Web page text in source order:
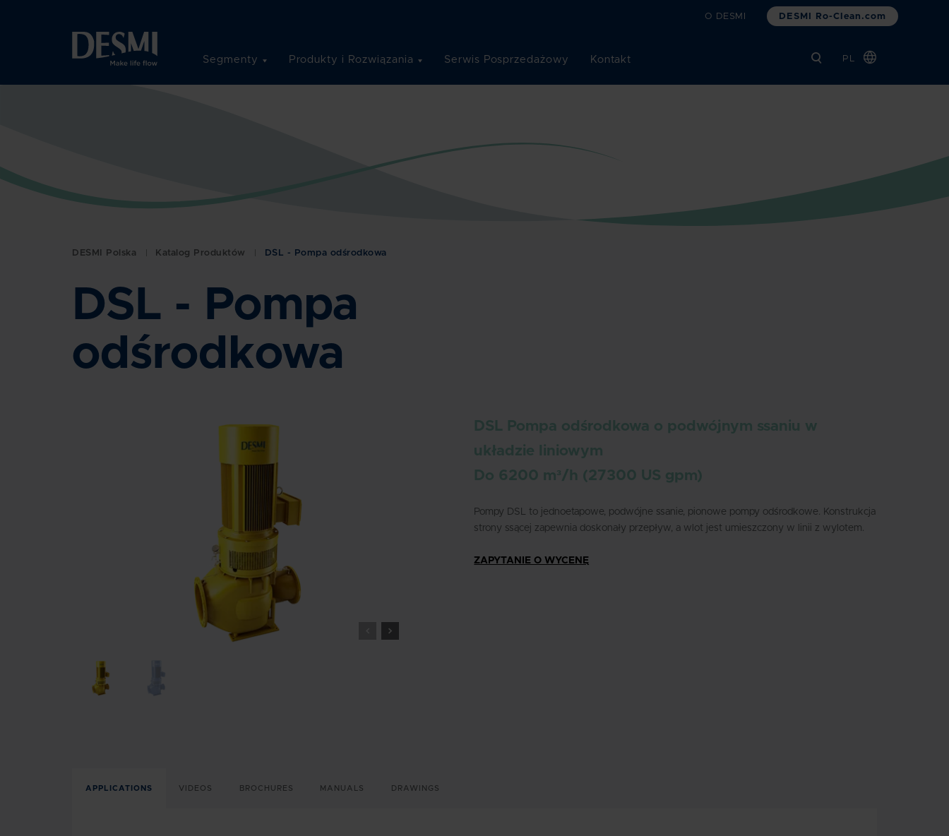
O DESMI DESMI Ro-Clean.com
Segmenty Produkty i Rozwiązania Serwis Posprzedażowy Kontakt PL
Italian
DESMI Polska Katalog Produktów DSL - Pompa odśrodkowa
DSL - Pompa
odśrodkowa
DSL Pompa odśrodkowa o podwójnym ssaniu w
układzie liniowym
Do 6200 m³/h (27300 US gpm)
Pompy DSL to jednoetapowe, podwójne ssanie, pionowe pompy odśrodkowe. Konstrukcja
strony ssącej zapewnia doskonały przepływ, a wlot jest umieszczony w linii z wylotem.
ZAPYTANIE O WYCENĘ
APPLICATIONS VIDEOS BROCHURES MANUALS DRAWINGS